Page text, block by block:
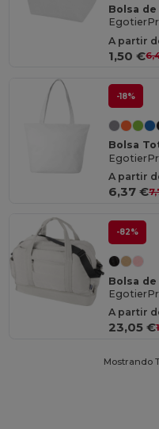
A partir
1,50 €
-18%
A partir
6,37 €
-82%
A partir
23,05 €
Mostrando